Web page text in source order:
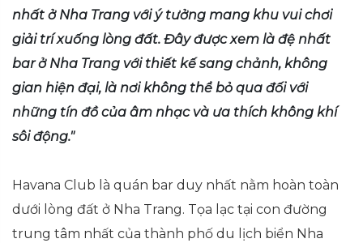
nhất ở Nha Trang với ý tưởng mang khu vui chơi
giải trí xuống lòng đất. Đây được xem là đệ nhất
bar ở Nha Trang với thiết kế sang chảnh, không
gian hiện đại, là nơi không thể bỏ qua đối với
những tín đồ của âm nhạc và ưa thích không khí
sôi động."
Havana Club là quán bar duy nhất nằm hoàn toàn
dưới lòng đất ở Nha Trang. Tọa lạc tại con đường
trung tâm nhất của thành phố du lịch biển Nha